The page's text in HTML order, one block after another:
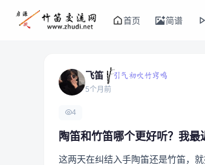
首页 简谱
飞笛
5个月前
4
陶笛和竹笛哪个更好听？我最
这两天在纠结入手陶笛还是竹笛，